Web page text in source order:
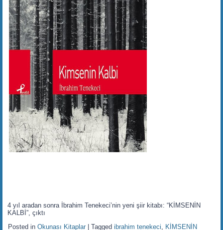
4 yıl aradan sonra İbrahim Tenekeci’nin yeni şiir kitabı: “KİMSENİN
KALBİ”, çıktı
Posted in Okunası Kitaplar |Tagged ibrahim tenekeci, KİMSENİN